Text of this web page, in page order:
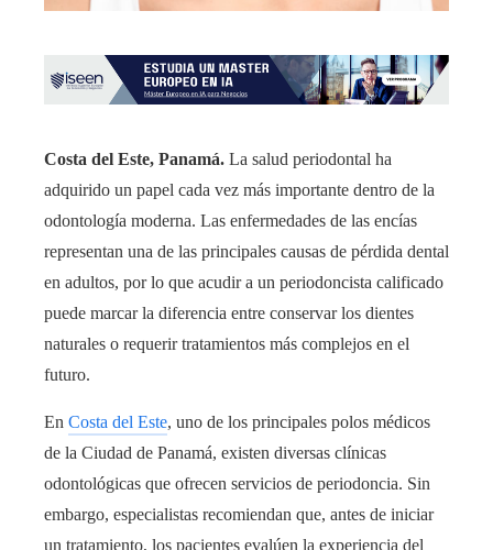
Costa del Este, Panamá. La salud periodontal ha
adquirido un papel cada vez más importante dentro de la
odontología moderna. Las enfermedades de las encías
representan una de las principales causas de pérdida dental
en adultos, por lo que acudir a un periodoncista calificado
puede marcar la diferencia entre conservar los dientes
naturales o requerir tratamientos más complejos en el
futuro.
En Costa del Este, uno de los principales polos médicos
de la Ciudad de Panamá, existen diversas clínicas
odontológicas que ofrecen servicios de periodoncia. Sin
embargo, especialistas recomiendan que, antes de iniciar
un tratamiento, los pacientes evalúen la experiencia del